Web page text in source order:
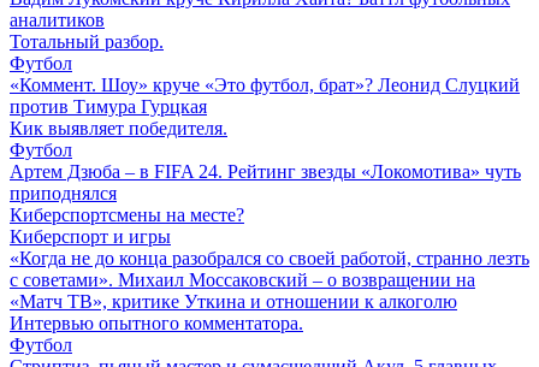
аналитиков
Тотальный разбор.
Футбол
«Коммент. Шоу» круче «Это футбол, брат»? Леонид Слуцкий
против Тимура Гурцкая
Кик выявляет победителя.
Футбол
Артем Дзюба – в FIFA 24. Рейтинг звезды «Локомотива» чуть
приподнялся
Киберспортсмены на месте?
Киберспорт и игры
«Когда не до конца разобрался со своей работой, странно лезть
с советами». Михаил Моссаковский – о возвращении на
«Матч ТВ», критике Уткина и отношении к алкоголю
Интервью опытного комментатора.
Футбол